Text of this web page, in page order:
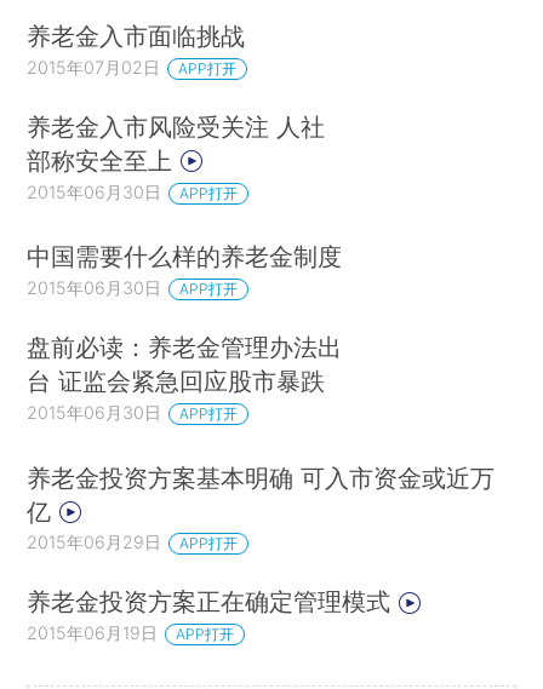
养老金入市面临挑战
2015年07月02日 APP打开
养老金入市风险受关注 人社
部称安全至上
2015年06月30日 APP打开
中国需要什么样的养老金制度
2015年06月30日 APP打开
盘前必读：养老金管理办法出
台 证监会紧急回应股市暴跌
2015年06月30日 APP打开
养老金投资方案基本明确 可入市资金或近万
亿
2015年06月29日 APP打开
养老金投资方案正在确定管理模式
2015年06月19日 APP打开